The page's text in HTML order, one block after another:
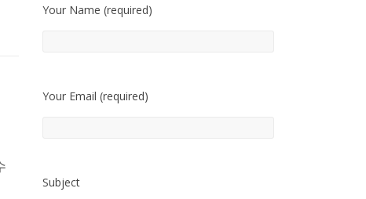
Your Name (required)
Your Email (required)
Subject